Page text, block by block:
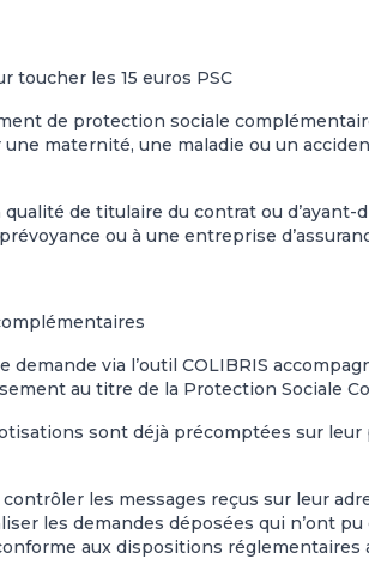
toucher les 15 euros PSC
de protection sociale
maternité, une maladie ou un
de titulaire du contrat ou d’ayant-
ou à une entreprise
via l’outil COLIBRIS
au titre de la Protection Sociale
sont déjà précomptées sur leur
les messages reçus sur leur
les demandes déposées qui n’ont
aux dispositions réglementaires